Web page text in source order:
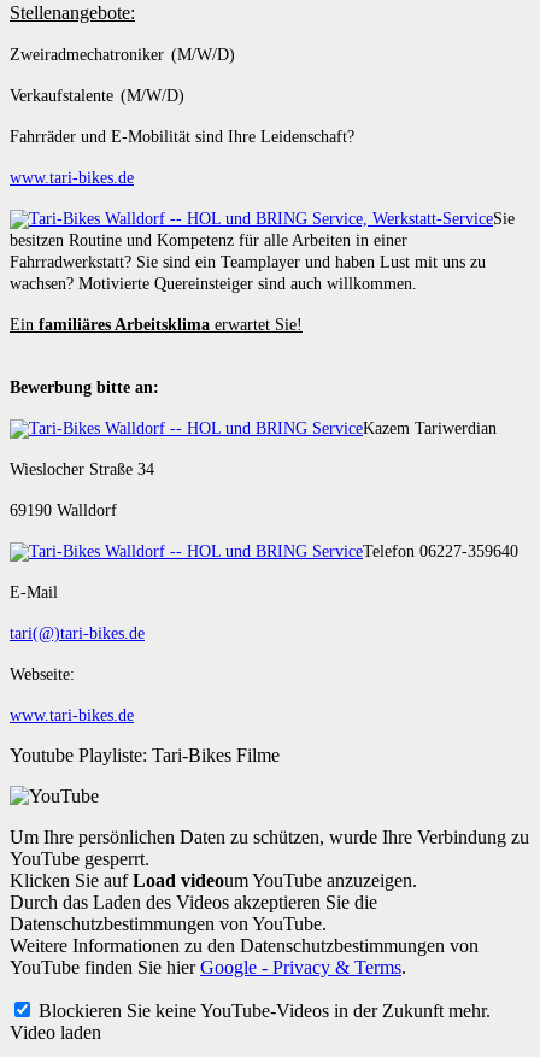
Stellenangebote:
Zweiradmechatroniker (M/W/D)
Verkaufstalente (M/W/D)
Fahrräder und E-Mobilität sind Ihre Leidenschaft?
www.tari-bikes.de
Sie
besitzen Routine und Kompetenz für alle Arbeiten in einer
Fahrradwerkstatt? Sie sind ein Teamplayer und haben Lust mit uns zu
wachsen? Motivierte Quereinsteiger sind auch willkommen.
Ein familiäres Arbeitsklima erwartet Sie!
Bewerbung bitte an:
Kazem Tariwerdian
Wieslocher Straße 34
69190 Walldorf
Telefon 06227-359640
E-Mail
tari(@)tari-bikes.de
Webseite:
www.tari-bikes.de
Youtube Playliste: Tari-Bikes Filme
Um Ihre persönlichen Daten zu schützen, wurde Ihre Verbindung zu
YouTube gesperrt.
Klicken Sie aufLoad videoum YouTube anzuzeigen.
Durch das Laden des Videos akzeptieren Sie die
Datenschutzbestimmungen von YouTube.
Weitere Informationen zu den Datenschutzbestimmungen von
YouTube finden Sie hierGoogle - Privacy & Terms.
Blockieren Sie keine YouTube-Videos in der Zukunft mehr.
Video laden